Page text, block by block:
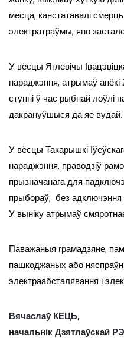
месца, канстатавалі
электратраўмы, яно
У вёсцы Яглевічы
нараджэння, атрымаў апёкі
ступні ў час рыбнай лоўлі
дакрануўшыся да яе вудай.
У вёсцы Такарышкі
нараджэння, праводзіў
прызначанага для
прыбораў, без адключэння
У выніку атрымаў
Паважаныя грамадзяне,
пашкоджаных або
электраабсталявання і
Вячаслаў КЕЦЬ,
начальнік Дзятлаўскай